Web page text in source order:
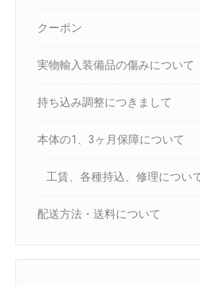
クーポン
実物輸入装備品の傷みについて
持ち込み調整につきまして
本体の1、3ヶ月保障について
工賃、各種持込、修理につい
配送方法・送料について